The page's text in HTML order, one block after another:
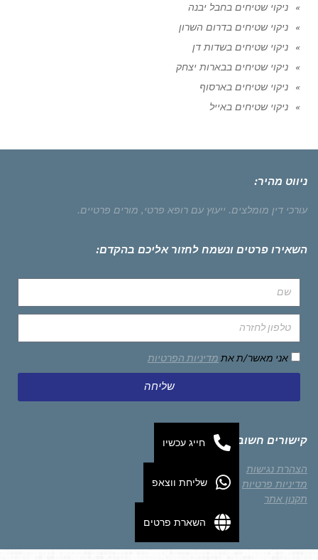
ניקוי שטיחים בחבל יבנה
ניקוי שטיחים בדרום השרון
ניקוי שטיחים בשדות דן
ניקוי שטיחים בבארות יצחק
ניקוי שטיחים בארסוף
ניקוי שטיחים באייל
ניווט מהיר:
עורכי דין מומלצים. ייעוץ עם רופא פרטי, מורים פרטיים.
השאירו פרטים ונשמח לחזור אליכם בהקדם:
אני מאשר/ת את מדיניות הפרטיות
שליחה
קישורים חשובים
הצהרת נגישות
מדיניות פרטיות
תקנון אתר
חייג עכשיו
שליחת ווצאפ
השארת פרטים